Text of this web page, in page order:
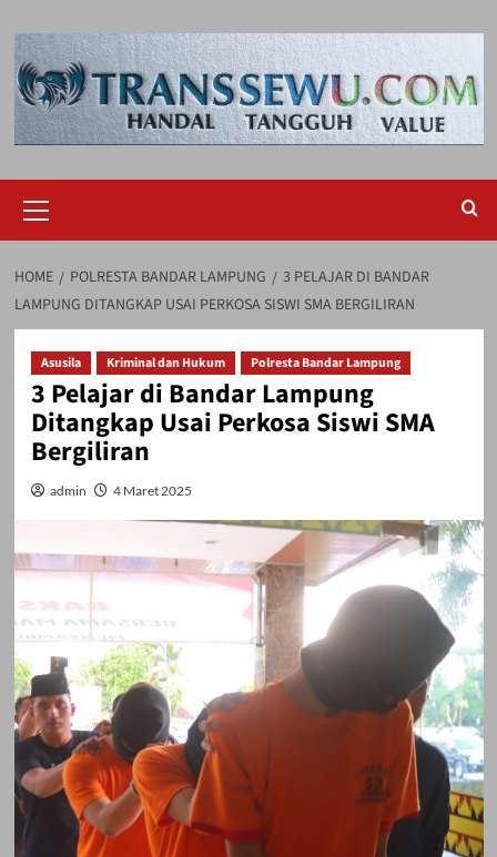
to
content
Menu
HOME POLRESTA BANDAR LAMPUNG
3 PELAJAR DI BANDAR
LAMPUNG DITANGKAP USAI PERKOSA SISWI SMA BERGILIRAN
Asusila Kriminal dan Hukum Polresta Bandar Lampung
3 Pelajar di Bandar Lampung
Ditangkap Usai Perkosa Siswi SMA
Bergiliran
admin 4 Maret 2025